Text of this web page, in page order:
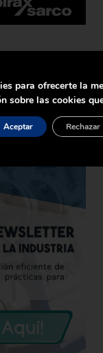
para ofrecerte la
sobre las cookies
Aceptar Rechazar